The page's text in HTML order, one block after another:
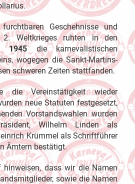
Geschehnisse und
2. Weltkrieges ruhten in den
1945die karnevalistischen
wogegen die Sankt-Martins-
schweren Zeiten stattfanden.
die Vereinstätigkeit wieder
neue Statuten festgesetzt,
Vorstandswahlen wurden
Wilhelm Linden als
Krümmel als Schriftführer
Ämtern bestätigt.
dass wir die Namen
sowie die Namen